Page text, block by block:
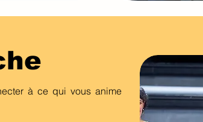
à ce qui vous anime